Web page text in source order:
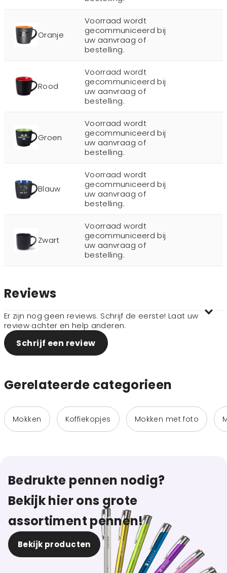
Oranje
Voorraad wordt
gecommuniceerd bij
uw aanvraag of
bestelling.
Rood
Voorraad wordt
gecommuniceerd bij
uw aanvraag of
bestelling.
Groen
Voorraad wordt
gecommuniceerd bij
uw aanvraag of
bestelling.
Blauw
Voorraad wordt
gecommuniceerd bij
uw aanvraag of
bestelling.
Zwart
Voorraad wordt
gecommuniceerd bij
uw aanvraag of
bestelling.
Reviews
Er zijn nog geen reviews. Schrijf de eerste! Laat uw
review achter en help anderen.
Schrijf een review
Gerelateerde categorieen
Mokken Koffiekopjes Mokken met foto
Bedrukte pennen nodig?
Bekijk hier ons grote
assortiment pennen!
Bekijk producten